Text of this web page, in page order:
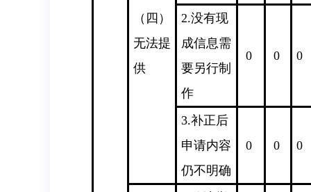
（四）
无法提
供
2.没有现
成信息需
要另行制
作
0 0 0
3.补正后
申请内容
仍不明确
0 0 0